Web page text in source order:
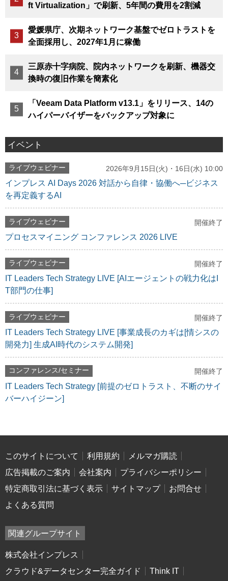
ft Virtualization」で刷新、5年間の費用を2割減
愛媛県庁、次期ネットワーク基盤でゼロトラストを
全面採用し、2027年1月に稼働
三原赤十字病院、院内ネットワークを刷新、機器交
換時の復旧作業を簡素化
「Veeam Data Platform v13.1」をリリース、14の
ハイパーバイザーをバックアップ対象に
イベント
ライブウェビナー 2026年9月15日(火)・16日(水) 10:00
インプレス AI Days 2026 対話から自律・協働へ─ビジネス
を再定義するAI
ライブウェビナー 開催終了
プロセスマイニング コンファレンス 2026 LIVE
ライブウェビナー 開催終了
IT Leaders Tech Strategy LIVE [AIエージェントの戦力化はI
T部門の仕事]
ライブウェビナー 開催終了
IT Leaders Tech Strategy LIVE [事業成長のカギは[情シスの
開発力] 生成AI時代のシステム開発]
コンファレンス/セミナー 開催終了
IT Leaders Tech Strategy [前提のゼロトラスト、不断のサイ
バーハイジーン]
このサイトについて 利用規約
メルマガ購読
広告掲載のご案内
会社案内
プライバシーポリシー
特定商取引法に基づく表示
サイトマップ
お問合せ
よくある質問
関連グループサイト
株式会社インプレス
クラウド&データセンター完全ガイド
Think IT